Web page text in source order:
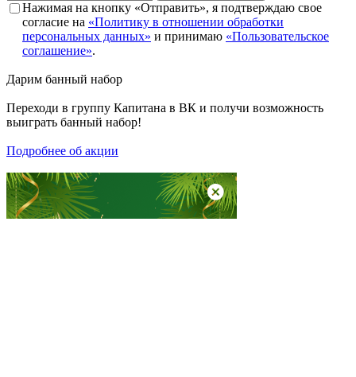
Нажимая на кнопку «Отправить», я подтверждаю свое
согласие на «Политику в отношении обработки
персональных данных» и принимаю «Пользовательское
соглашение».
Дарим банный набор
Переходи в группу Капитана в ВК и получи возможность
выиграть банный набор!
Подробнее об акции